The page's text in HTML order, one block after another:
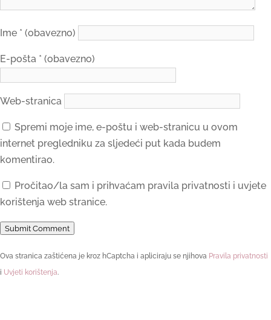
Ime * (obavezno)
E-pošta * (obavezno)
Web-stranica
Spremi moje ime, e-poštu i web-stranicu u ovom
internet pregledniku za sljedeći put kada budem
komentirao.
Pročitao/la sam i prihvaćam pravila privatnosti i uvjete
korištenja web stranice.
Submit Comment
Ova stranica zaštićena je kroz hCaptcha i apliciraju se njihova Pravila privatnosti
i Uvjeti korištenja.